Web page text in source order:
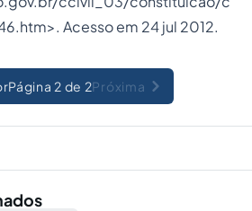
Acesso em 24 jul 2012.
Página 2 de 2Próxima